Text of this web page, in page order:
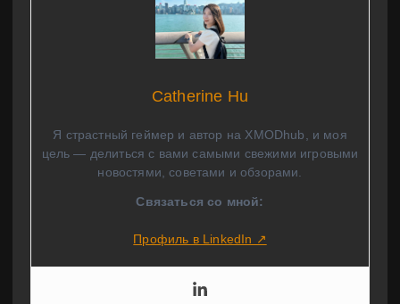
Catherine Hu
Я страстный геймер и автор на XMODhub, и моя
цель — делиться с вами самыми свежими игровыми
новостями, советами и обзорами.
Связаться со мной:
Профиль в LinkedIn ↗